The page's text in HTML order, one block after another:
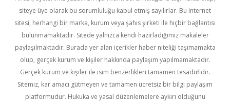
siteye üye olarak bu sorumluluğu kabul etmiş sayılırlar. Bu internet
sitesi, herhangi bir marka, kurum veya şahıs şirketi ile hiçbir bağlantısı
bulunmamaktadır. Sitede yalnızca kendi hazırladığımız makaleler
paylaşılmaktadır. Burada yer alan içerikler haber niteliği taşımamakta
olup, gerçek kurum ve kişiler hakkında paylaşım yapılmamaktadır.
Gerçek kurum ve kişiler ile isim benzerlikleri tamamen tesadüfidir.
Sitemiz, kar amacı gütmeyen ve tamamen ücretsiz bir bilgi paylaşım
platformudur. Hukuka ve yasal düzenlemelere aykırı olduğunu